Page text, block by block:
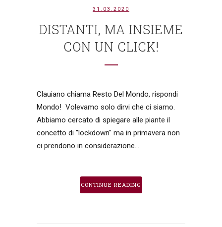
31.03.2020
DISTANTI, MA INSIEME
CON UN CLICK!
Clauiano chiama Resto Del Mondo, rispondi
Mondo! Volevamo solo dirvi che ci siamo.
Abbiamo cercato di spiegare alle piante il
concetto di "lockdown" ma in primavera non
ci prendono in considerazione...
CONTINUE READING